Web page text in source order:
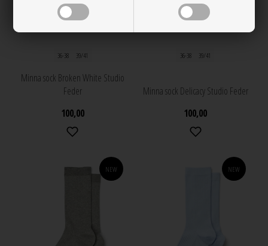
36-38 39/41
Minna sock Broken White Studio
Feder
100,00
36-38 39/41
Minna sock Delicacy Studio Feder
100,00
NEW NEW